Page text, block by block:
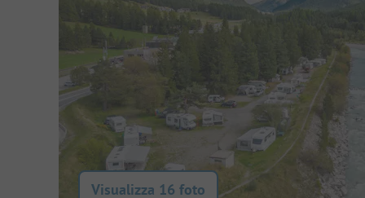
Visualizza 16 foto